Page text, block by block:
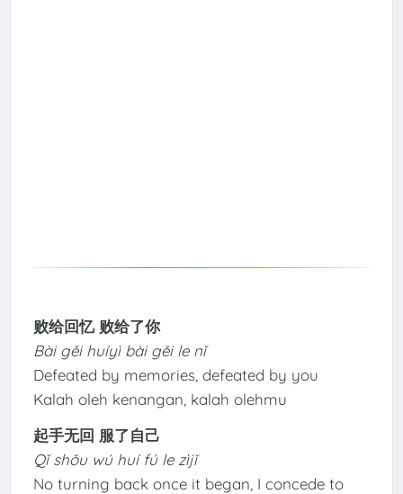
败给回忆 败给了你
Bài gěi huíyì bài gěi le nǐ
Defeated by memories, defeated by you
Kalah oleh kenangan, kalah olehmu
起手无回 服了自己
Qǐ shǒu wú huí fú le zìjǐ
No turning back once it began, I concede to